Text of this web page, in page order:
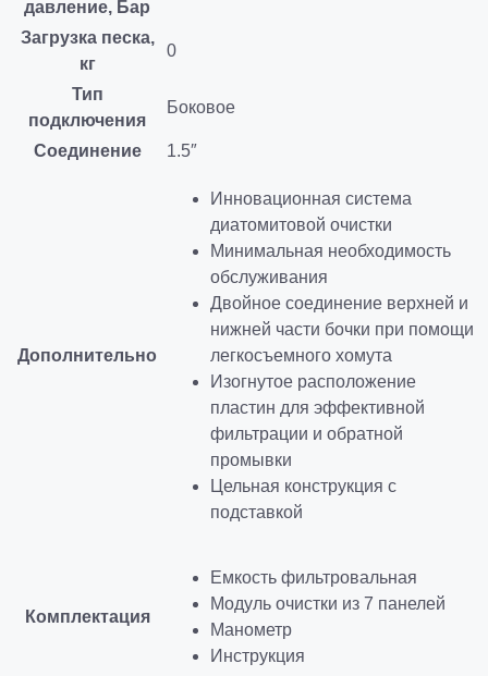
давление, Бар
Загрузка песка,
кг
0
Тип
подключения
Боковое
Соединение 1.5″
Дополнительно
Инновационная система
диатомитовой очистки
Минимальная необходимость
обслуживания
Двойное соединение верхней и
нижней части бочки при помощи
легкосъемного хомута
Изогнутое расположение
пластин для эффективной
фильтрации и обратной
промывки
Цельная конструкция с
подставкой
Комплектация
Емкость фильтровальная
Модуль очистки из 7 панелей
Манометр
Инструкция